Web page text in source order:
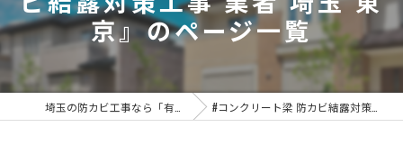
京』のページ一覧
#コンクリート梁 防カビ結露対策工事 業者 埼玉 東京